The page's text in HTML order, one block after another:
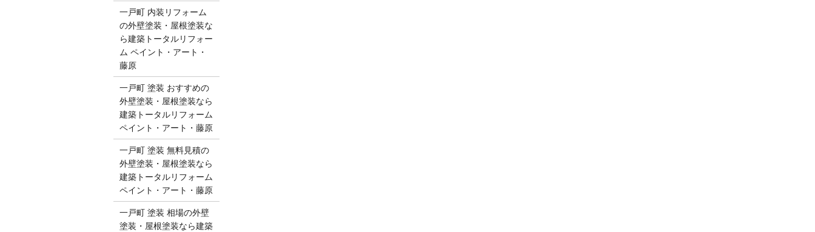
一戸町 内装リフォーム
の外壁塗装・屋根塗装な
ら建築トータルリフォー
ム ペイント・アート・
藤原
一戸町 塗装 おすすめの
外壁塗装・屋根塗装なら
建築トータルリフォーム
ペイント・アート・藤原
一戸町 塗装 無料見積の
外壁塗装・屋根塗装なら
建築トータルリフォーム
ペイント・アート・藤原
一戸町 塗装 相場の外壁
塗装・屋根塗装なら建築